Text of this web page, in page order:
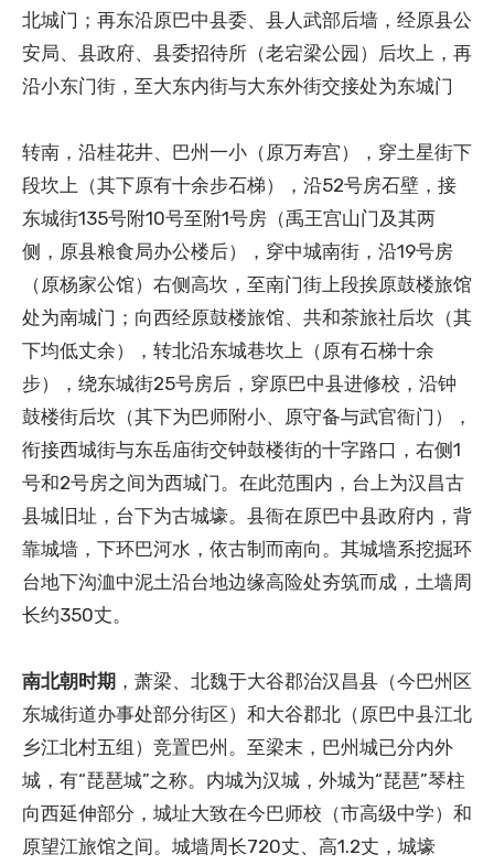
北城门；再东沿原巴中县委、县人武部后墙，经原县公
安局、县政府、县委招待所（老宕梁公园）后坎上，再
沿小东门街，至大东内街与大东外街交接处为东城门
转南，沿桂花井、巴州一小（原万寿宫），穿土星街下
段坎上（其下原有十余步石梯），沿52号房石壁，接
东城街135号附10号至附1号房（禹王宫山门及其两
侧，原县粮食局办公楼后），穿中城南街，沿19号房
（原杨家公馆）右侧高坎，至南门街上段挨原鼓楼旅馆
处为南城门；向西经原鼓楼旅馆、共和茶旅社后坎（其
下均低丈余），转北沿东城巷坎上（原有石梯十余
步），绕东城街25号房后，穿原巴中县进修校，沿钟
鼓楼街后坎（其下为巴师附小、原守备与武官衙门），
衔接西城街与东岳庙街交钟鼓楼街的十字路口，右侧1
号和2号房之间为西城门。在此范围内，台上为汉昌古
县城旧址，台下为古城壕。县衙在原巴中县政府内，背
靠城墙，下环巴河水，依古制而南向。其城墙系挖掘环
台地下沟洫中泥土沿台地边缘高险处夯筑而成，土墙周
长约350丈。
南北朝时期 ，萧梁、北魏于大谷郡治汉昌县（今巴州区
东城街道办事处部分街区）和大谷郡北（原巴中县江北
乡江北村五组）竞置巴州。至梁末，巴州城已分内外
城，有“琵琶城”之称。内城为汉城，外城为“琵琶”琴柱
向西延伸部分，城址大致在今巴师校（市高级中学）和
原望江旅馆之间。城墙周长720丈、高1.2丈，城壕